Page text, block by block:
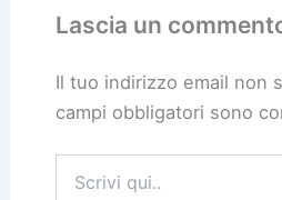
Lascia un
Il tuo indirizzo email non
campi obbligatori sono
qui..